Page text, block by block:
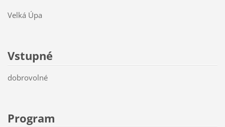
Velká Úpa
Vstupné
dobrovolné
Program